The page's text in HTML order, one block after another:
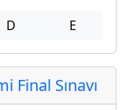
D E
Final Sınavı